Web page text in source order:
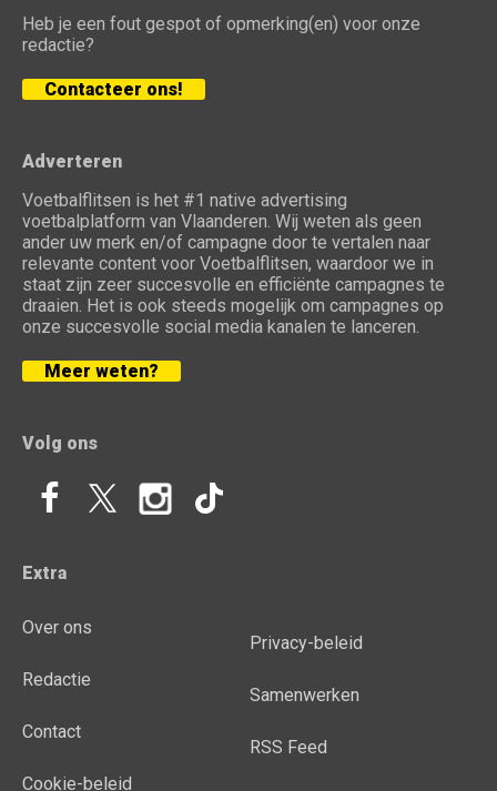
Heb je een fout gespot of opmerking(en) voor onze
redactie?
Contacteer ons!
Adverteren
Voetbalflitsen is het #1 native advertising
voetbalplatform van Vlaanderen. Wij weten als geen
ander uw merk en/of campagne door te vertalen naar
relevante content voor Voetbalflitsen, waardoor we in
staat zijn zeer succesvolle en efficiënte campagnes te
draaien. Het is ook steeds mogelijk om campagnes op
onze succesvolle social media kanalen te lanceren.
Meer weten?
Volg ons
Extra
Over ons
Redactie
Contact
Cookie-beleid
Privacy-beleid
Samenwerken
RSS Feed